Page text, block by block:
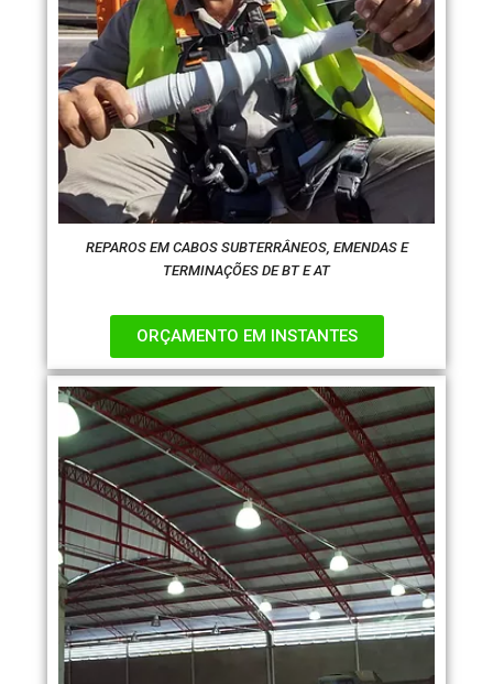
REPAROS EM CABOS SUBTERRÂNEOS, EMENDAS E
TERMINAÇÕES DE BT E AT
ORÇAMENTO EM INSTANTES